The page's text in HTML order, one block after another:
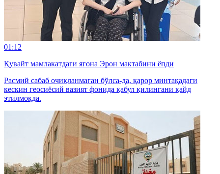
01:12
Қувайт мамлакатдаги ягона Эрон мактабини ёпди
Расмий сабаб очиқланмаган бўлса-да, қарор минтақадаги
кескин геосиёсий вазият фонида қабул қилингани қайд
этилмоқда.